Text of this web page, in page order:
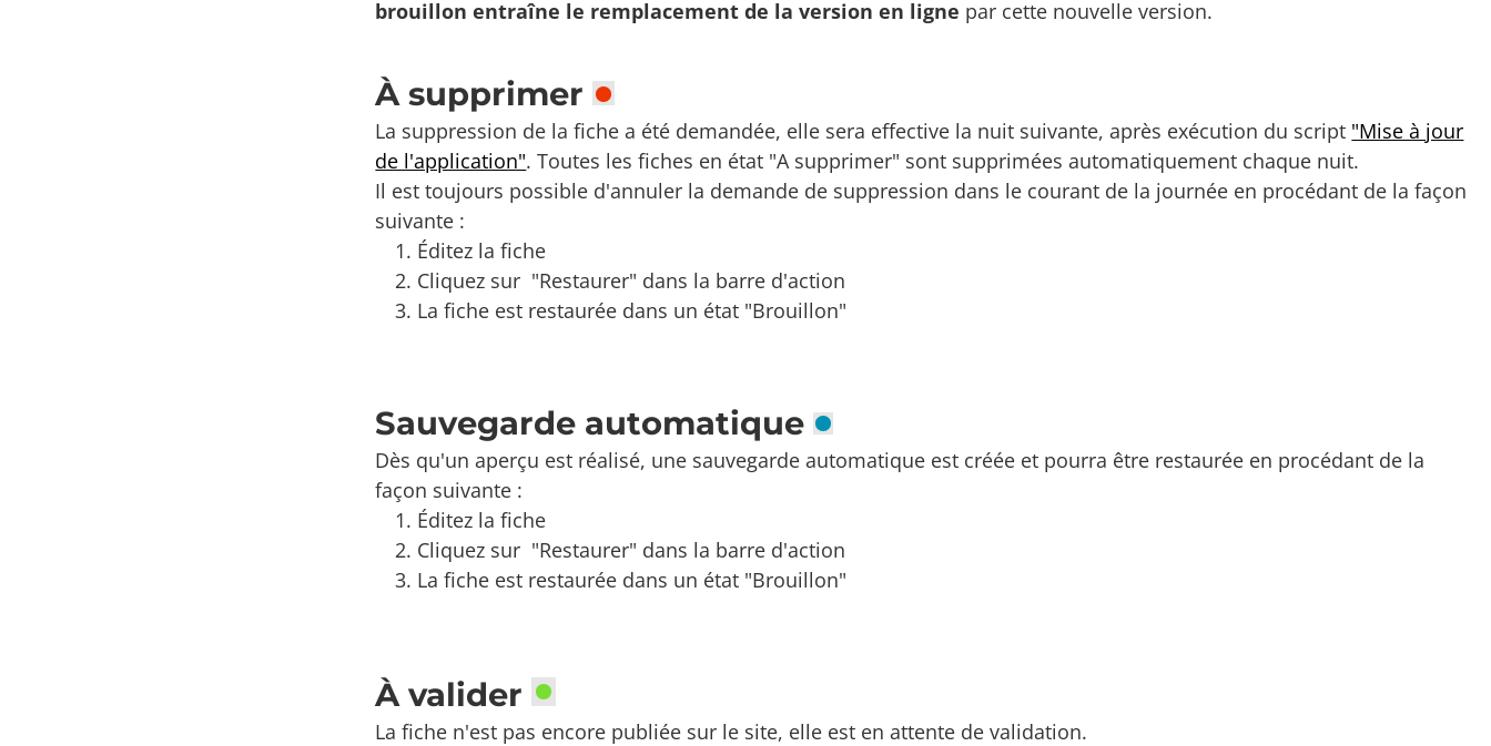
brouillon entraîne le remplacement de la version en ligne par cette nouvelle version.
À supprimer
La suppression de la fiche a été demandée, elle sera effective la nuit suivante, après exécution du script "Mise à jour
de l'application". Toutes les fiches en état "A supprimer" sont supprimées automatiquement chaque nuit.
Il est toujours possible d'annuler la demande de suppression dans le courant de la journée en procédant de la façon
suivante :
Éditez la fiche
Cliquez sur "Restaurer" dans la barre d'action
La fiche est restaurée dans un état "Brouillon"
Sauvegarde automatique
Dès qu'un aperçu est réalisé, une sauvegarde automatique est créée et pourra être restaurée en procédant de la
façon suivante :
Éditez la fiche
Cliquez sur "Restaurer" dans la barre d'action
La fiche est restaurée dans un état "Brouillon"
À valider
La fiche n'est pas encore publiée sur le site, elle est en attente de validation.